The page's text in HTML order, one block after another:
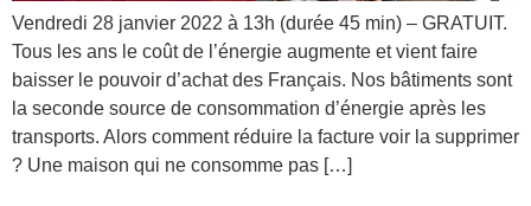
Vendredi 28 janvier 2022 à 13h (durée 45 min) – GRATUIT.
Tous les ans le coût de l’énergie augmente et vient faire
baisser le pouvoir d’achat des Français. Nos bâtiments sont
la seconde source de consommation d’énergie après les
transports. Alors comment réduire la facture voir la supprimer
? Une maison qui ne consomme pas […]